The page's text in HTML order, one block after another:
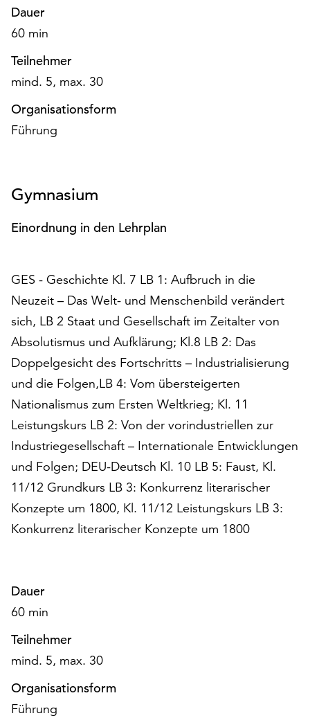
werden
auch
ohne
Ihr
Einverständnis
weiterhin
ausgeführt.
Möchten
Cookies
erreichen
Einstellungen
die
Schaltfläche
„Auswählen“.
Weitere
Informationen
finden
Sie
in
unserer
Datenschutzerklärung
oder
dem
Impressum
.
Dauer
60 min
Teilnehmer
mind. 5, max. 30
Organisationsform
Führung
Gymnasium
Einordnung in den Lehrplan
GES - Geschichte Kl. 7 LB 1: Aufbruch in die
Neuzeit – Das Welt- und Menschenbild verändert
sich, LB 2 Staat und Gesellschaft im Zeitalter von
Absolutismus und Aufklärung; Kl.8 LB 2: Das
Doppelgesicht des Fortschritts – Industrialisierung
und die Folgen,LB 4: Vom übersteigerten
Nationalismus zum Ersten Weltkrieg; Kl. 11
Leistungskurs LB 2: Von der vorindustriellen zur
Industriegesellschaft – Internationale Entwicklungen
und Folgen; DEU-Deutsch Kl. 10 LB 5: Faust, Kl.
11/12 Grundkurs LB 3: Konkurrenz literarischer
Konzepte um 1800, Kl. 11/12 Leistungskurs LB 3:
Konkurrenz literarischer Konzepte um 1800
Dauer
60 min
Teilnehmer
mind. 5, max. 30
Organisationsform
Führung